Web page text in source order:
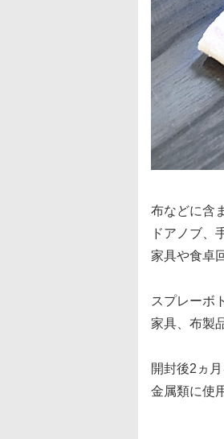
布などに含
ドアノブ、
家具や食卓
スプレーボ
家具、布製
開封後2ヵ
金属類に使